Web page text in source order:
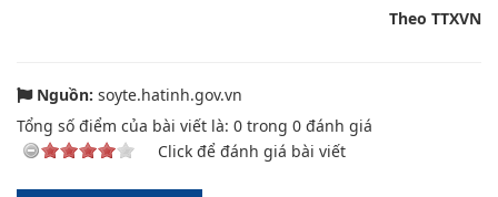
Theo TTXVN
Nguồn: soyte.hatinh.gov.vn
Tổng số điểm của bài viết là: 0 trong 0 đánh giá
Click để đánh giá bài viết